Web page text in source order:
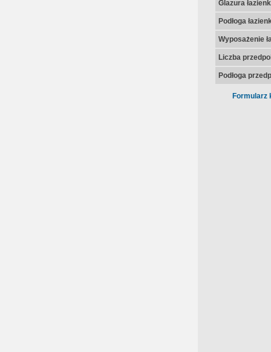
Glazura
Podłoga
Wyposażenie
Liczba
Podłoga
Formularz